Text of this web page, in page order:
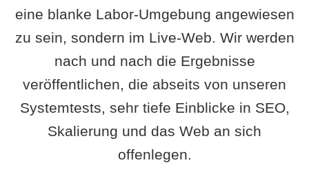
eine blanke Labor-Umgebung angewiesen
zu sein, sondern im Live-Web. Wir werden
nach und nach die Ergebnisse
veröffentlichen, die abseits von unseren
Systemtests, sehr tiefe Einblicke in SEO,
Skalierung und das Web an sich
offenlegen.